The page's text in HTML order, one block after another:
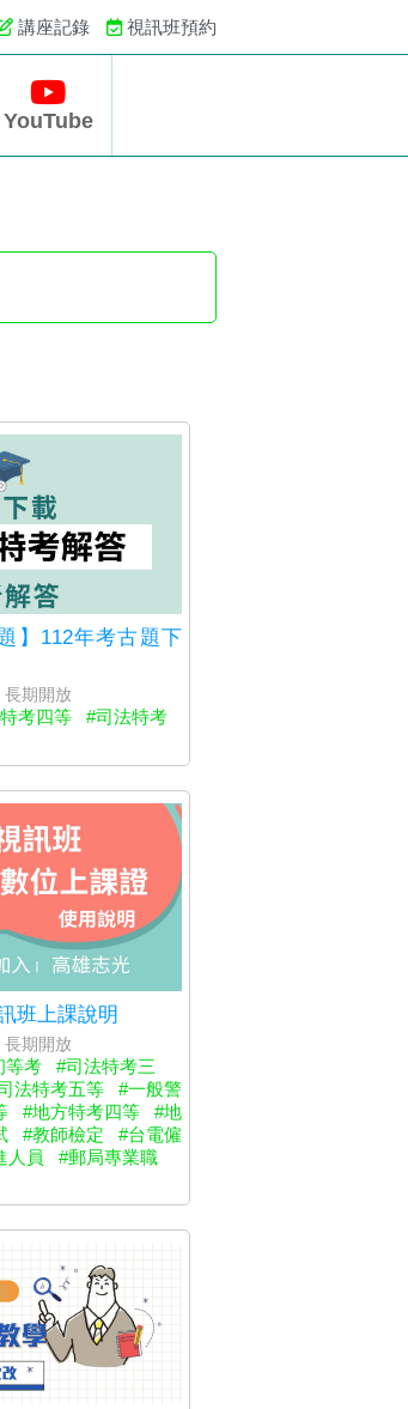
講座記錄 視訊班預約
YouTube
】112年考古題下
期開放
考四等
#司法特考
班上課說明
期開放
等考
#司法特考三
法特考五等
#一般警
#地方特考四等
#地
#教師檢定
#台電僱
人員
#郵局專業職